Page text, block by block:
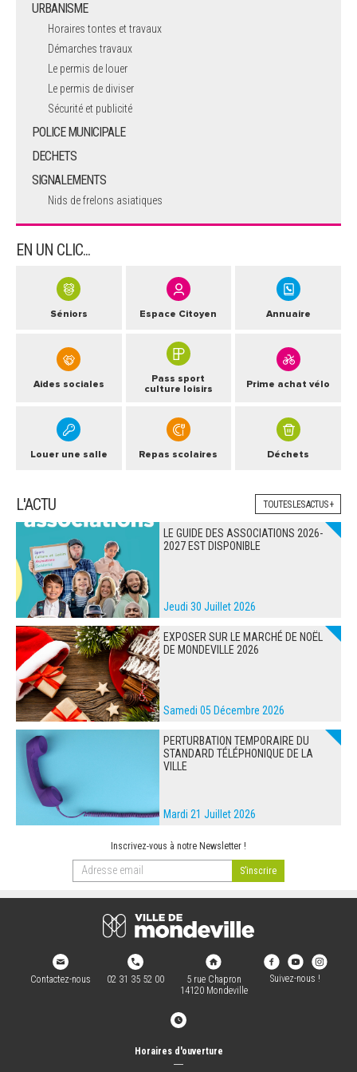
URBANISME
Horaires tontes et travaux
Démarches travaux
Le permis de louer
Le permis de diviser
Sécurité et publicité
POLICE MUNICIPALE
DECHETS
SIGNALEMENTS
Nids de frelons asiatiques
EN UN CLIC...
Séniors Espace Citoyen Annuaire
Aides sociales
Pass sport
culture loisirs
Prime achat vélo
Louer une salle Repas scolaires Déchets
L'ACTU TOUTES LES ACTUS +
LE GUIDE DES ASSOCIATIONS 2026-
2027 EST DISPONIBLE
Jeudi 30 Juillet 2026
EXPOSER SUR LE MARCHÉ DE NOËL
DE MONDEVILLE 2026
Samedi 05 Décembre 2026
PERTURBATION TEMPORAIRE DU
STANDARD TÉLÉPHONIQUE DE LA
VILLE
Mardi 21 Juillet 2026
Inscrivez-vous à notre Newsletter !
Contactez-nous 02 31 35 52 00
5 rue Chapron
14120 Mondeville
Suivez-nous !
Horaires d'ouverture
―